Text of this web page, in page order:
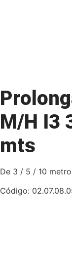
M/H I3
mts
De 3 / 5 / 10
Código: